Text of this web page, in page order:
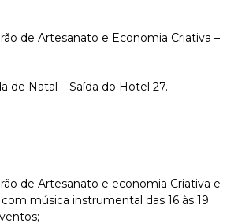
de Artesanato e Economia Criativa –
de Natal – Saída do Hotel 27.
de Artesanato e economia Criativa e
música instrumental das 16 às 19